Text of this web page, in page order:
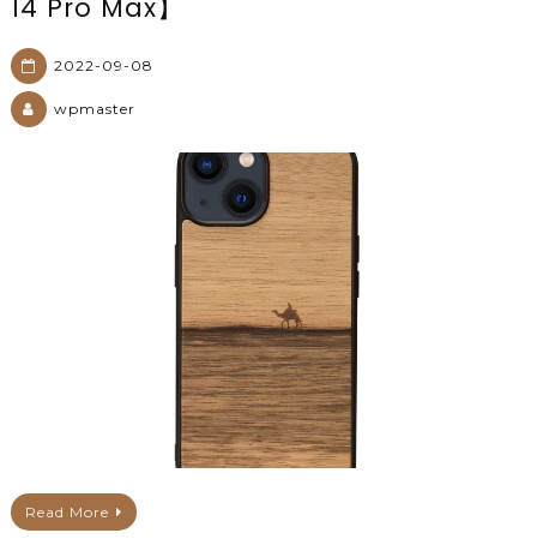
14 Pro Max】
2022-09-08
wpmaster
Read More